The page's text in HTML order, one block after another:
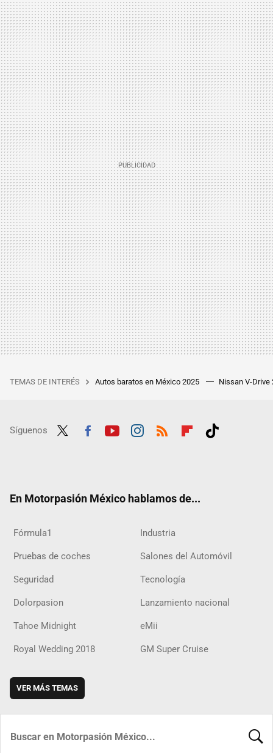
TEMAS DE INTERÉS Autos baratos en México 2025 Nissan V-Drive
Síguenos
En Motorpasión México hablamos de...
Fórmula1 Industria
Pruebas de coches Salones del Automóvil
Seguridad Tecnología
Dolorpasion Lanzamiento nacional
Tahoe Midnight eMii
Royal Wedding 2018 GM Super Cruise
VER MÁS TEMAS